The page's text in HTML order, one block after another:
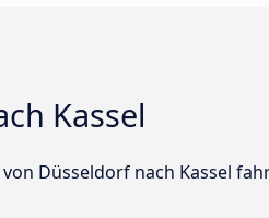
Kassel
Düsseldorf nach Kassel